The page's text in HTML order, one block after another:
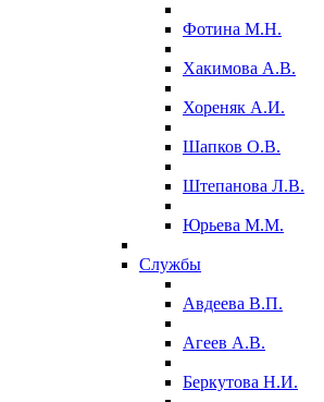
Фотина М.Н.
Хакимова А.В.
Хореняк А.И.
Шапков О.В.
Штепанова Л.В.
Юрьева М.М.
Службы
Авдеева В.П.
Агеев А.В.
Беркутова Н.И.